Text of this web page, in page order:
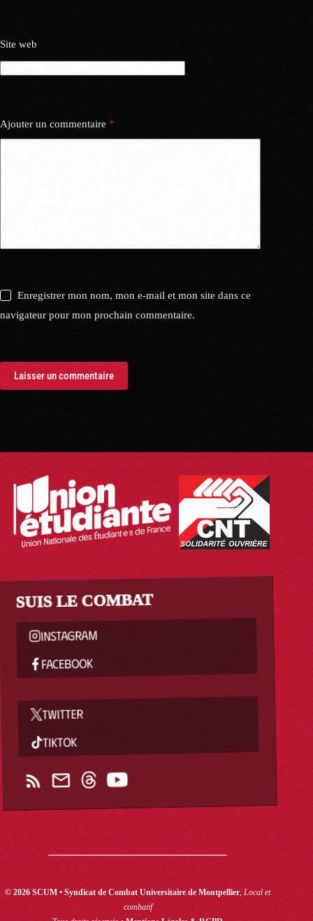
Site web
Ajouter un commentaire *
Enregistrer mon nom, mon e-mail et mon site dans ce
navigateur pour mon prochain commentaire.
Laisser un commentaire
SUIS LE COMBAT
INSTAGRAM
FACEBOOK
TWITTER
TIKTOK
© 2026 SCUM • Syndicat de Combat Universitaire de Montpellier,Local et
combatif